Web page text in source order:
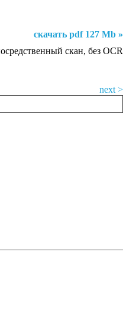
скачать pdf 127 Mb »
скан, без OCR
next >